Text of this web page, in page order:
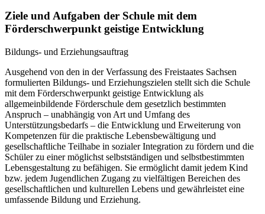
Ziele und Aufgaben der Schule mit dem
Förderschwerpunkt geistige Entwicklung
Bildungs- und Erziehungsauftrag
Ausgehend von den in der Verfassung des Freistaates Sachsen
formulierten Bildungs- und Erziehungszielen stellt sich die Schule
mit dem Förderschwerpunkt geistige Entwicklung als
allgemeinbildende Förderschule dem gesetzlich bestimmten
Anspruch – unabhängig von Art und Umfang des
Unterstützungsbedarfs – die Entwicklung und Erweiterung von
Kompetenzen für die praktische Lebensbewältigung und
gesellschaftliche Teilhabe in sozialer Integration zu fördern und die
Schüler zu einer möglichst selbstständigen und selbstbestimmten
Lebensgestaltung zu befähigen. Sie ermöglicht damit jedem Kind
bzw. jedem Jugendlichen Zugang zu vielfältigen Bereichen des
gesellschaftlichen und kulturellen Lebens und gewährleistet eine
umfassende Bildung und Erziehung.